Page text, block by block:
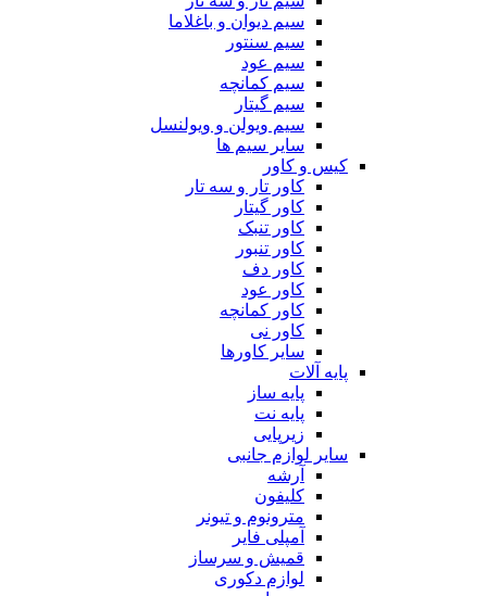
سیم دیوان و باغلاما
سیم سنتور
سیم عود
سیم کمانچه
سیم گیتار
سیم ویولن و ویولنسل
سایر سیم ها
کیس و کاور
کاور تار و سه تار
کاور گیتار
کاور تنبک
کاور تنبور
کاور دف
کاور عود
کاور کمانچه
کاور نی
سایر کاورها
پایه آلات
پایه ساز
پایه نت
زیرپایی
سایر لوازم جانبی
آرشه
کلیفون
مترونوم و تیونر
آمپلی فایر
قمیش و سرساز
لوازم دکوری